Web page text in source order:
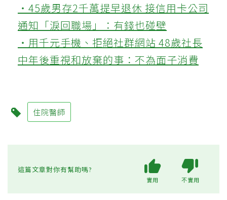
‧45歲男存2千萬提早退休 接信用卡公司
通知「淚回職場」：有錢也碰壁
‧用千元手機、拒絕社群網站 48歲社長
中年後重視和放棄的事：不為面子消費
住院醫師
這篇文章對你有幫助嗎?
實用 不實用